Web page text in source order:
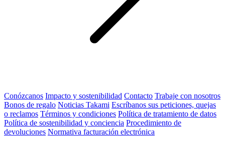
Conózcanos Impacto y sostenibilidad Contacto Trabaje con nosotros
Bonos de regalo Noticias Takami Escríbanos sus peticiones, quejas
o reclamos Términos y condiciones Política de tratamiento de datos
Política de sostenibilidad y conciencia Procedimiento de
devoluciones Normativa facturación electrónica